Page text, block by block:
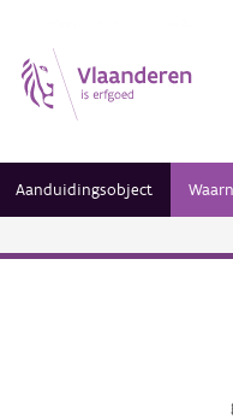
Aanduidingsobject